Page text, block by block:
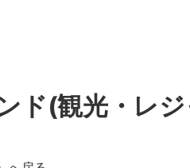
ド(観光・レ